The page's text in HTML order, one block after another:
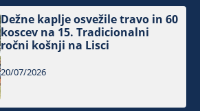
Dežne kaplje osvežile travo in 60
koscev na 15. Tradicionalni
ročni košnji na Lisci
20/07/2026